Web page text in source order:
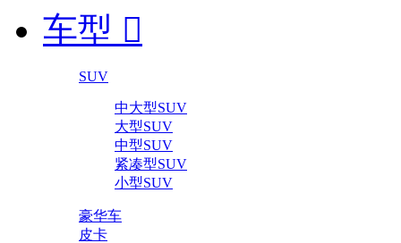
车型 
SUV
中大型SUV
大型SUV
中型SUV
紧凑型SUV
小型SUV
豪华车
皮卡